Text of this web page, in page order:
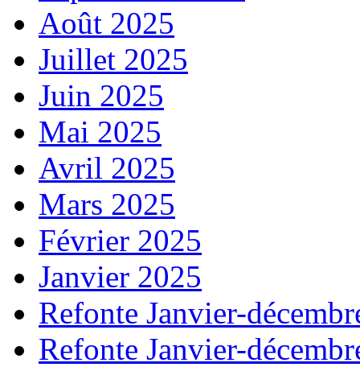
Août 2025
Juillet 2025
Juin 2025
Mai 2025
Avril 2025
Mars 2025
Février 2025
Janvier 2025
Refonte Janvier-
Refonte Janvier-